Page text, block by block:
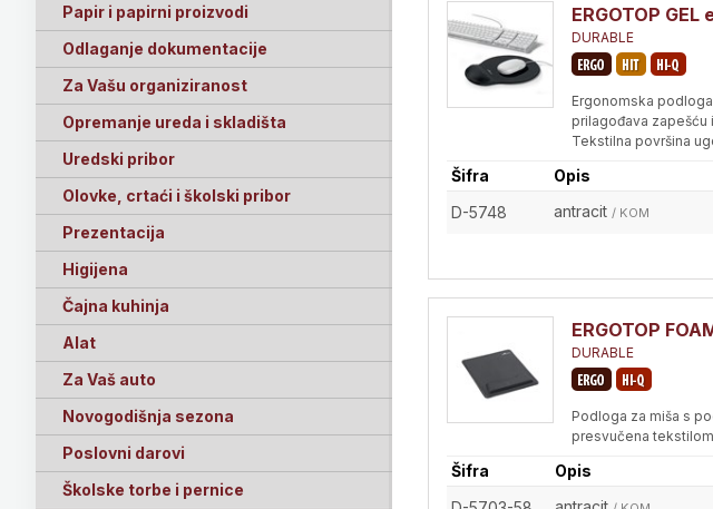
Papir i papirni proizvodi
Odlaganje dokumentacije
Za Vašu organiziranost
Opremanje ureda i skladišta
Uredski pribor
Olovke, crtaći i školski pribor
Prezentacija
Higijena
Čajna kuhinja
Alat
Za Vaš auto
Novogodišnja sezona
Poslovni darovi
Školske torbe i pernice
ERGOTOP
DURABLE
Ergonomska
prilagođava
Tekstilna površina
Šifra Opis
D-5748
antracit / KOM
ERGOTOP
DURABLE
Podloga za miša s
presvučena
Šifra Opis